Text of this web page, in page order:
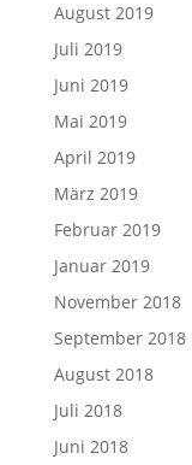
August 2019
Juli 2019
Juni 2019
Mai 2019
April 2019
März 2019
Februar 2019
Januar 2019
November 2018
September 2018
August 2018
Juli 2018
Juni 2018